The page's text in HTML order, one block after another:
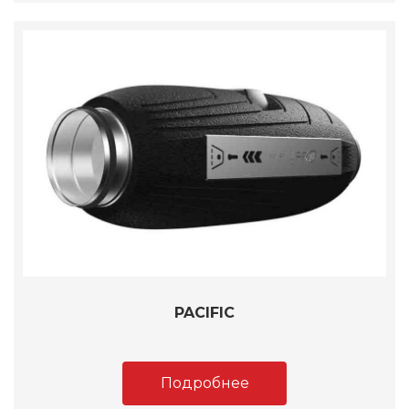
PACIFIC
Подробнее